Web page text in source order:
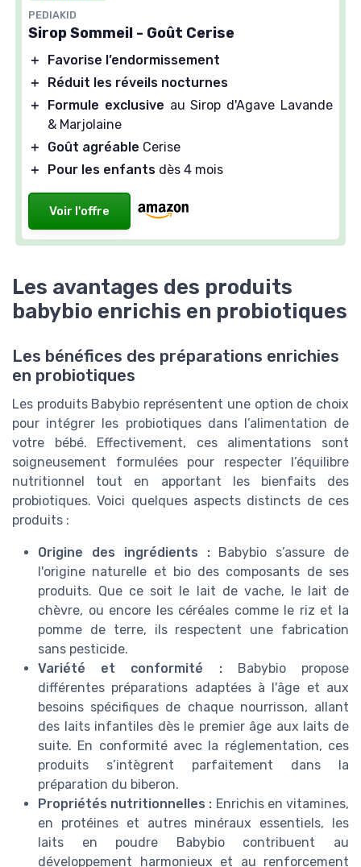
PEDIAKID
Sirop Sommeil - Goût Cerise
＋
Favorise l’endormissement
＋
Réduit les réveils nocturnes
＋
Formule exclusive au Sirop d'Agave Lavande
& Marjolaine
＋
Goût agréable Cerise
＋
Pour les enfants dès 4 mois
Voir l'offre
Les avantages des produits
babybio enrichis en probiotiques
Les bénéfices des préparations enrichies
en probiotiques
Les produits Babybio représentent une option de choix
pour intégrer les probiotiques dans l’alimentation de
votre bébé. Effectivement, ces alimentations sont
soigneusement formulées pour respecter l’équilibre
nutritionnel tout en apportant les bienfaits des
probiotiques. Voici quelques aspects distincts de ces
produits :
Origine des ingrédients :Babybio s’assure de
l'origine naturelle et bio des composants de ses
produits. Que ce soit le lait de vache, le lait de
chèvre, ou encore les céréales comme le riz et la
pomme de terre, ils respectent une fabrication
sans pesticide.
Variété et conformité :Babybio propose
différentes préparations adaptées à l'âge et aux
besoins spécifiques de chaque nourrisson, allant
des laits infantiles dès le premier âge aux laits de
suite. En conformité avec la réglementation, ces
produits s’intègrent parfaitement dans la
préparation du biberon.
Propriétés nutritionnelles : Enrichis en vitamines,
en protéines et autres minéraux essentiels, les
laits en poudre Babybio contribuent au
développement harmonieux et au renforcement